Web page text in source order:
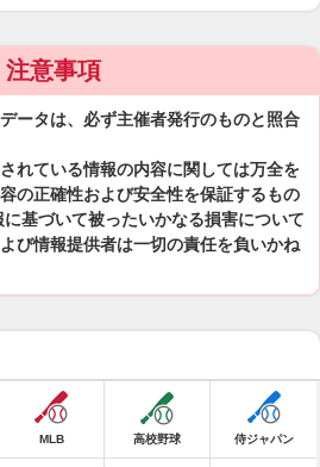
注意事項
ータは、必ず主催者発行のものと照合
れている情報の内容に関しては万全を
の正確性および安全性を保証するもの
基づいて被ったいかなる損害について
び情報提供者は一切の責任を負いかね
MLB 高校野球 侍ジャパン